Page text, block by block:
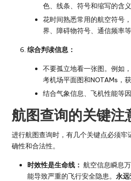
色、线条、符号和缩写的含义
花时间熟悉常用的航空符号
界、障碍物符号、通信频率
综合判读信息：
不要孤立地看一张图。例如
考机场平面图和NOTAMs，
结合气象信息、飞机性能等
航图查询的关键注
进行航图查询时，有几个关键点必须牢
确性和合法性。
时效性是生命线： 航空信息瞬息
能导致严重的飞行安全隐患。 永